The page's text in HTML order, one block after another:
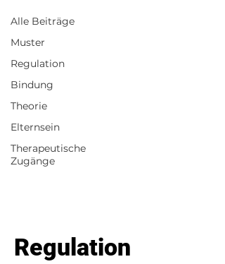
Alle Beiträge
Muster
Regulation
Bindung
Theorie
Elternsein
Therapeutische
Zugänge
Regulation